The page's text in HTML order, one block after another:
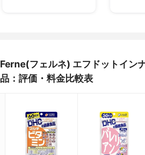
Ferne(フェルネ) エフドットイン
品：評価・料金比較表